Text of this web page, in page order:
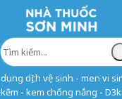
dung dịch vệ sinh - men vi
kẽm - kem chống nắng -